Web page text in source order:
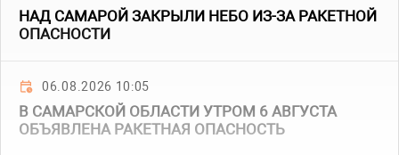
НАД САМАРОЙ ЗАКРЫЛИ НЕБО ИЗ-ЗА РАКЕТНОЙ
ОПАСНОСТИ
06.08.2026 10:05
В САМАРСКОЙ ОБЛАСТИ УТРОМ 6 АВГУСТА
ОБЪЯВЛЕНА РАКЕТНАЯ ОПАСНОСТЬ